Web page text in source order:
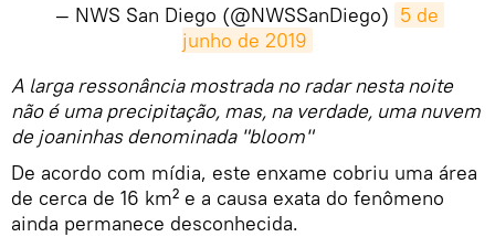
— NWS San Diego (@NWSSanDiego) 5 de
junho de 2019
A larga ressonância mostrada no radar nesta noite
não é uma precipitação, mas, na verdade, uma nuvem
de joaninhas denominada "bloom"
De acordo com mídia, este enxame cobriu uma área
de cerca de 16 km² e a causa exata do fenômeno
ainda permanece desconhecida.